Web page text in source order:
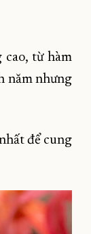
từ hàm
năm nhưng
để cung